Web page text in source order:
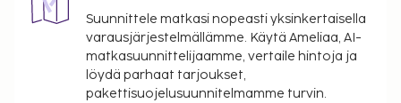
Suunnittele matkasi nopeasti yksinkertaisella
varausjärjestelmällämme. Käytä Ameliaa, AI-
matkasuunnittelijaamme, vertaile hintoja ja
löydä parhaat tarjoukset,
pakettisuojelusuunnitelmamme turvin.